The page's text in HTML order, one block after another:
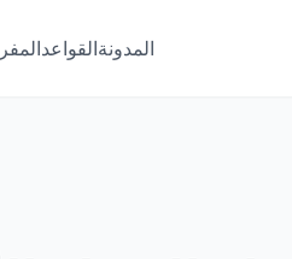
المدونةالقواعد